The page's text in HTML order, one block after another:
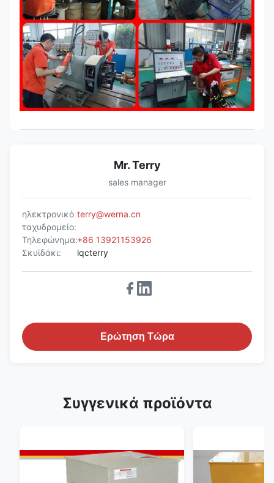
Mr. Terry
sales manager
ηλεκτρονικό
ταχυδρομείο:
terry@werna.cn
Τηλεφώνημα:+86 13921153926
Σκυϊδάκι:
lqcterry
Ερώτηση Τώρα
Συγγενικά προϊόντα